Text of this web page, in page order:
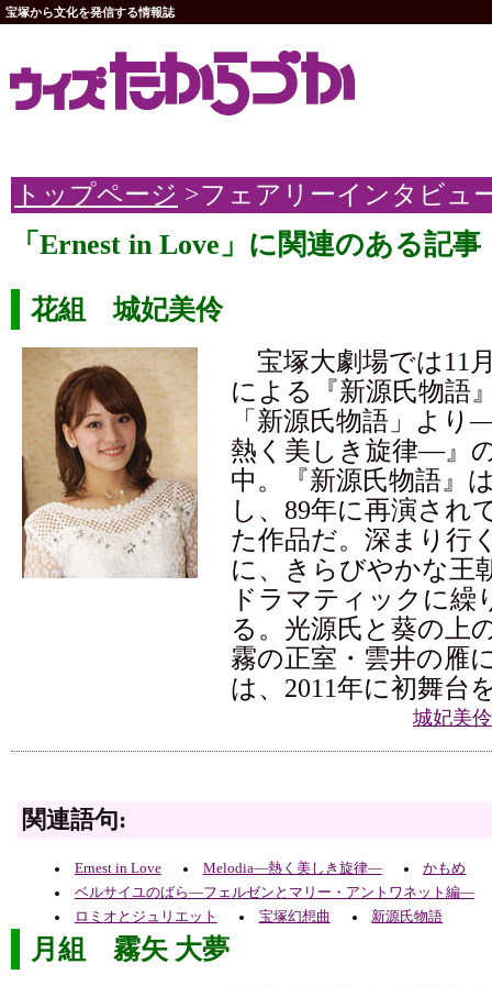
宝塚から文化を発信する情報誌
トップページ >フェアリーインタビュ
「Ernest in Love」に関連のある記事
花組 城妃美伶
宝塚大劇場では11
による『新源氏物語
「新源氏物語」よ
熱く美しき旋律―』
中。『新源氏物語』
し、89年に再演され
た作品だ。深まり行
に、きらびやかな王
ドラマティックに繰
る。光源氏と葵の上
霧の正室・雲井の雁
は、2011年に初舞台
城妃美
関連語句:
Ernest in Love Melodia―熱く美しき旋律―
かもめ
ベルサイユのばら―フェルゼンとマリー・アントワネット編―
ロミオとジュリエット
宝塚幻想曲 新源氏物語
月組 霧矢 大夢